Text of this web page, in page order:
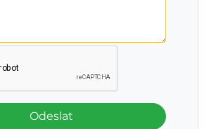
Odeslat